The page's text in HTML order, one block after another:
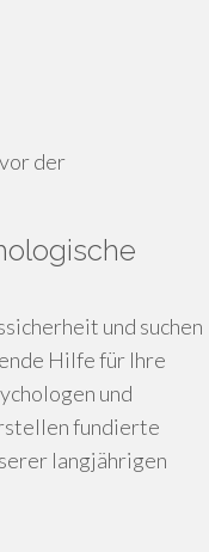
der
und suchen
Hilfe für Ihre
und
fundierte
langjährigen